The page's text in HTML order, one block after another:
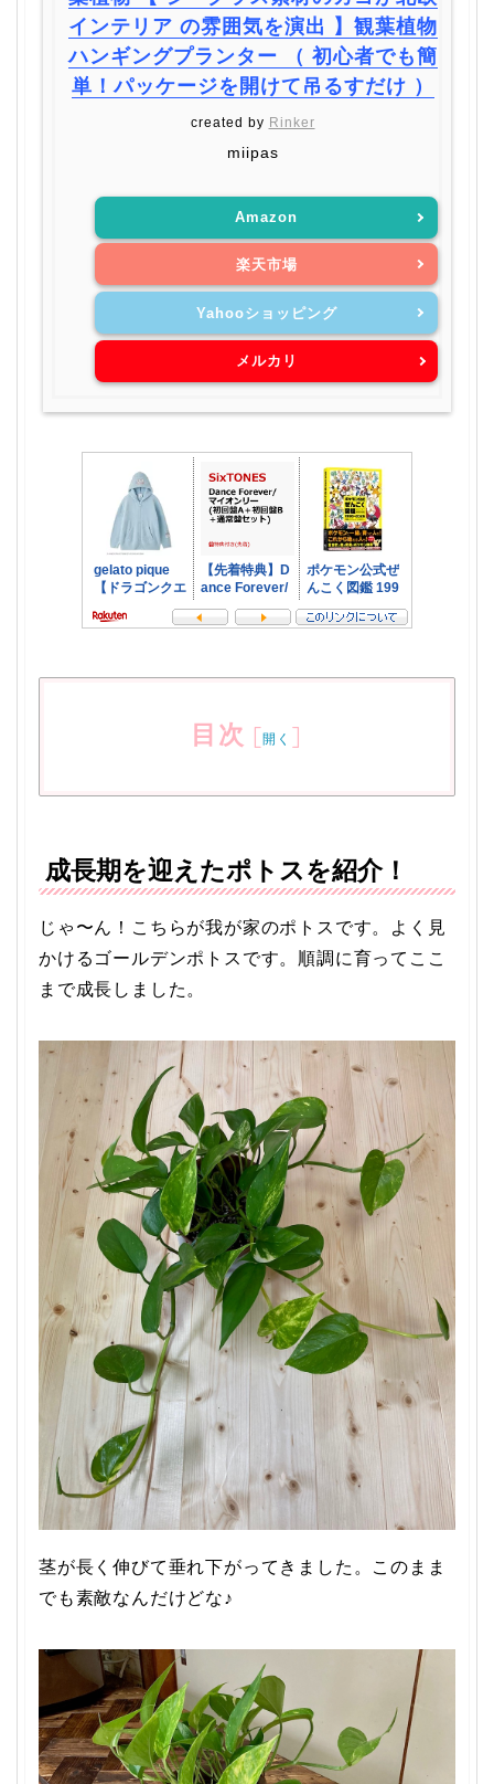
インテリア の雰囲気を演出 】観葉植物
ハンギングプランター （ 初心者でも簡
単！パッケージを開けて吊るすだけ ）
created by Rinker
miipas
Amazon
楽天市場
Yahooショッピング
メルカリ
目次 [開く ]
成長期を迎えたポトスを紹介！
じゃ〜ん！こちらが我が家のポトスです。よく見
かけるゴールデンポトスです。順調に育ってここ
まで成長しました。
茎が長く伸びて垂れ下がってきました。このまま
でも素敵なんだけどな♪